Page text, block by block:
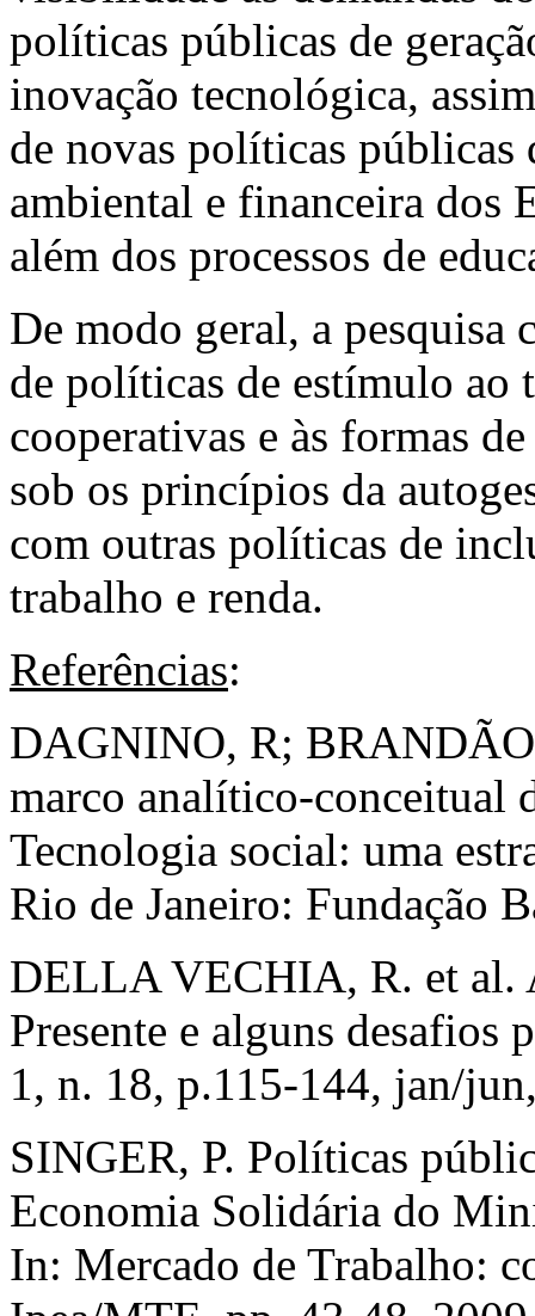
políticas públicas de
inovação tecnológica,
de novas políticas
ambiental e financeira dos
além dos processos de
De modo geral, a
de políticas de estímulo ao
cooperativas e às formas
sob os princípios da
com outras políticas de
trabalho e renda.
Referências:
DAGNINO, R;
marco analítico-conceitual
Tecnologia social: uma
Rio de Janeiro: Fundação
DELLA VECHIA, R. et al.
Presente e alguns desafios
1, n. 18, p.115-144, jan/
SINGER, P. Políticas
Economia Solidária do
In: Mercado de Trabalho: